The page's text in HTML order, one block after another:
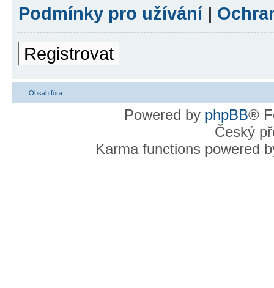
Podmínky pro užívání |
Registrovat
Obsah fóra
Powered by phpBB®
Český
Karma functions powered